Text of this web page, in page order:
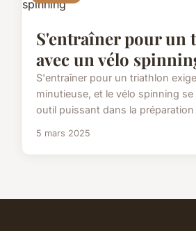
S'entraîner pour un
avec un vélo
S'entraîner pour un triathlon
minutieuse, et le vélo spinning se
outil puissant dans la préparation
5 mars 2025